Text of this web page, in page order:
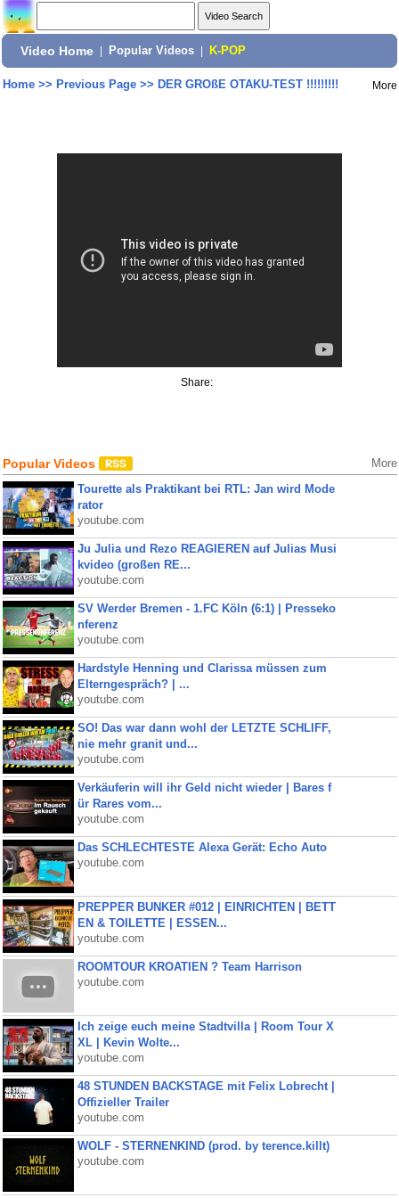
Video Home Popular Videos K-POP
Home>> Previous Page>> DER GROßE OTAKU-TEST !!!!!!!!! More
Share:
Popular Videos More
Tourette als Praktikant bei RTL: Jan wird Mode
rator
youtube.com
Ju Julia und Rezo REAGIEREN auf Julias Musi
kvideo (großen RE...
youtube.com
SV Werder Bremen - 1.FC Köln (6:1) | Presseko
nferenz
youtube.com
Hardstyle Henning und Clarissa müssen zum
Elterngespräch? | ...
youtube.com
SO! Das war dann wohl der LETZTE SCHLIFF,
nie mehr granit und...
youtube.com
Verkäuferin will ihr Geld nicht wieder | Bares f
ür Rares vom...
youtube.com
Das SCHLECHTESTE Alexa Gerät: Echo Auto
youtube.com
PREPPER BUNKER #012 | EINRICHTEN | BETT
EN & TOILETTE | ESSEN...
youtube.com
ROOMTOUR KROATIEN ? Team Harrison
youtube.com
Ich zeige euch meine Stadtvilla | Room Tour X
XL | Kevin Wolte...
youtube.com
48 STUNDEN BACKSTAGE mit Felix Lobrecht |
Offizieller Trailer
youtube.com
WOLF - STERNENKIND (prod. by terence.killt)
youtube.com